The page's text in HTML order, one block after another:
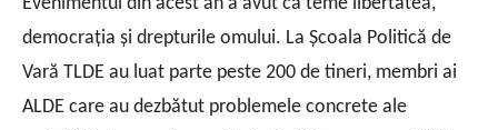
democrația și drepturile omului. La Școala Politică de
Vară TLDE au luat parte peste 200 de tineri, membri ai
ALDE care au dezbătut problemele concrete ale